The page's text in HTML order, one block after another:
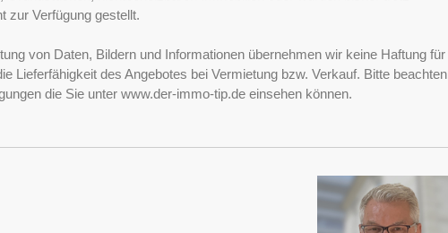
zur Verfügung gestellt.
von Daten, Bildern und Informationen übernehmen wir keine Haftung für
Lieferfähigkeit des Angebotes bei Vermietung bzw. Verkauf. Bitte beachten
die Sie unter www.der-immo-tip.de einsehen können.